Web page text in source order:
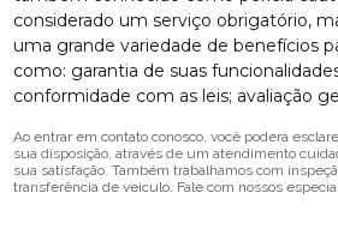
considerado um serviço obrigatório,
uma grande variedade de benefícios
como: garantia de suas
conformidade com as leis; avaliação
Ao entrar em contato conosco, você poderá
sua disposição, através de um atendimento
sua satisfação. Também trabalhamos com
transferência de veiculo. Fale com nossos